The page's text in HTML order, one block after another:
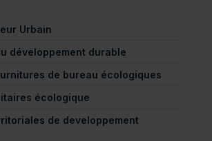
Urbain
développement durable
de bureau écologiques
écologique
de developpement